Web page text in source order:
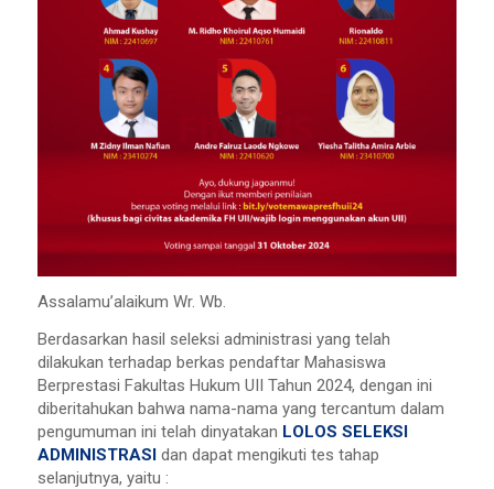
Assalamu’alaikum Wr. Wb.
Berdasarkan hasil seleksi administrasi yang telah
dilakukan terhadap berkas pendaftar Mahasiswa
Berprestasi Fakultas Hukum UII Tahun 2024, dengan ini
diberitahukan bahwa nama-nama yang tercantum dalam
pengumuman ini telah dinyatakan LOLOS SELEKSI
ADMINISTRASIdan dapat mengikuti tes tahap
selanjutnya, yaitu :